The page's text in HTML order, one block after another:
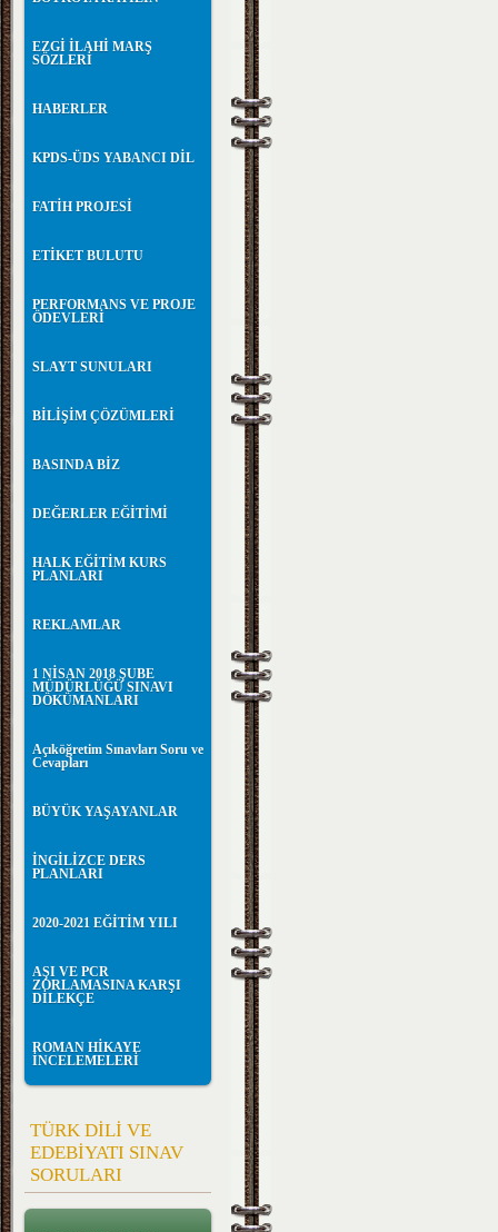
EZGİ İLAHİ MARŞ
SÖZLERİ
HABERLER
KPDS-ÜDS YABANCI DİL
FATİH PROJESİ
ETİKET BULUTU
PERFORMANS VE PROJE
ÖDEVLERİ
SLAYT SUNULARI
BİLİŞİM ÇÖZÜMLERİ
BASINDA BİZ
DEĞERLER EĞİTİMİ
HALK EĞİTİM KURS
PLANLARI
REKLAMLAR
1 NİSAN 2018 ŞUBE
MÜDÜRLÜĞÜ SINAVI
DÖKÜMANLARI
Açıköğretim Sınavları Soru ve
Cevapları
BÜYÜK YAŞAYANLAR
İNGİLİZCE DERS
PLANLARI
2020-2021 EĞİTİM YILI
AŞI VE PCR
ZORLAMASINA KARŞI
DİLEKÇE
ROMAN HİKAYE
İNCELEMELERİ
TÜRK DİLİ VE
EDEBİYATI SINAV
SORULARI